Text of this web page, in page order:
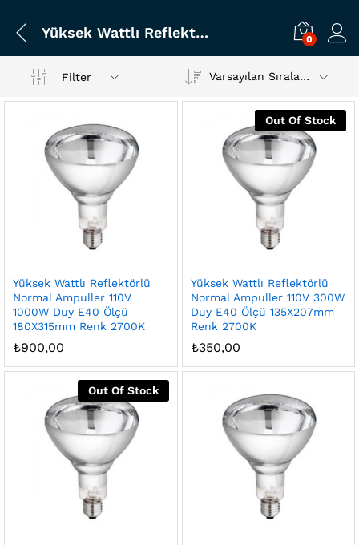
Yüksek Wattlı Reflektörlü Normal Ampuller 0
Filter Varsayılan Sıralama
Yüksek Wattlı Reflektörlü
Normal Ampuller 110V
1000W Duy E40 Ölçü
180X315mm Renk 2700K
₺900,00
Out Of Stock
Yüksek Wattlı Reflektörlü
Normal Ampuller 110V 300W
Duy E40 Ölçü 135X207mm
Renk 2700K
₺350,00
Out Of Stock